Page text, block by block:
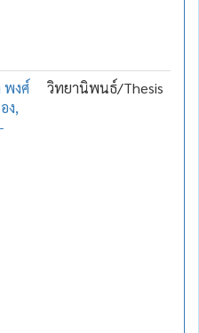
พงศ์
ง,
วิทยานิพนธ์/Thesis